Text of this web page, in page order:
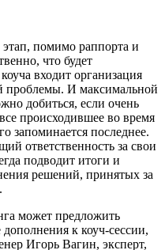
помимо раппорта и
что будет
входит организация
проблемы. И максимальной
добиться, если очень
происходившее во время
запоминается последнее.
ответственность за свои
подводит итоги и
решений, принятых за
может предложить
дополнения к коуч-сессии,
Игорь Вагин, эксперт,